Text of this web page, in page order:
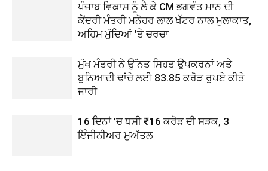
ਪੰਜਾਬ ਵਿਕਾਸ ਨੂੰ ਲੈ ਕੇ CM ਭਗਵੰਤ ਮਾਨ ਦੀ
ਕੇਂਦਰੀ ਮੰਤਰੀ ਮਨੋਹਰ ਲਾਲ ਖੱਟਰ ਨਾਲ ਮੁਲਾਕਾਤ,
ਅਹਿਮ ਮੁੱਦਿਆਂ ’ਤੇ ਚਰਚਾ
ਮੁੱਖ ਮੰਤਰੀ ਨੇ ਉੱਨਤ ਸਿਹਤ ਉਪਕਰਨਾਂ ਅਤੇ
ਬੁਨਿਆਦੀ ਢਾਂਚੇ ਲਈ 83.85 ਕਰੋੜ ਰੁਪਏ ਕੀਤੇ
ਜਾਰੀ
16 ਦਿਨਾਂ ’ਚ ਧਸੀ ₹16 ਕਰੋੜ ਦੀ ਸੜਕ, 3
ਇੰਜੀਨੀਅਰ ਮੁਅੱਤਲ